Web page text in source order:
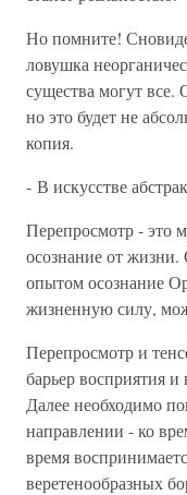
Но помните!
ловушка
существа могут все.
но это будет не
копия.
- В искусстве
Перепросмотр - это
осознание от
опытом осознание
жизненную силу,
Перепросмотр и
барьер восприятия и
Далее необходимо
направлении - ко
время
веретенообразных